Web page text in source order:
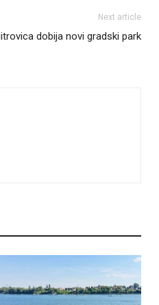
Next article
dobija novi gradski park